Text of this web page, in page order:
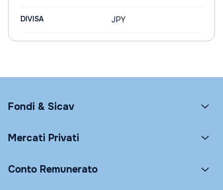
DIVISA JPY
Fondi & Sicav
Mercati Privati
Conto Remunerato